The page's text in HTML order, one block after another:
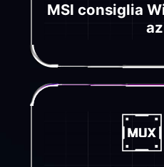
MSI consiglia